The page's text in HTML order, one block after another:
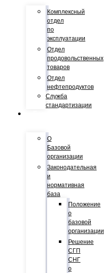
Комплексный
отдел
по
эксплуатации
Отдел
продовольственных
товаров
Отдел
нефтепродуктов
Служба
стандартизации
О
Базовой
организации
Законодательная
и
нормативная
база
Положение
о
базовой
организации
Решение
СГП
СНГ
о